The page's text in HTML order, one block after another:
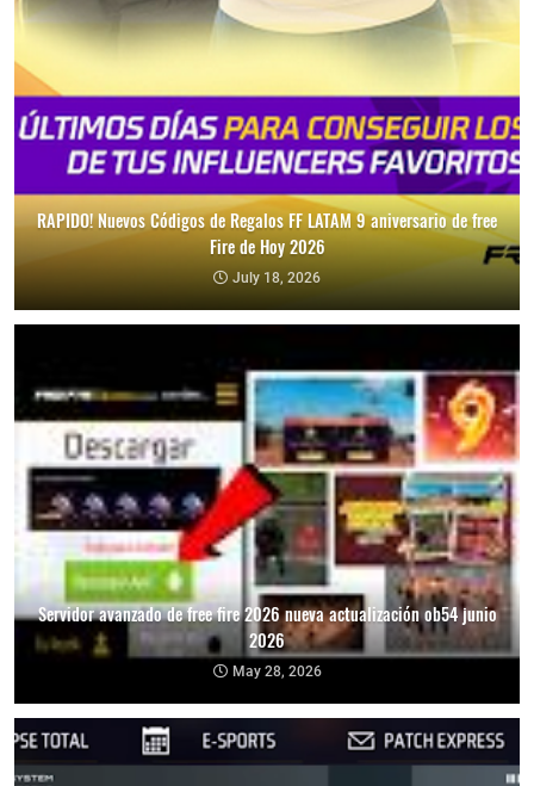
RAPIDO! Nuevos Códigos de Regalos FF LATAM 9 aniversario de free
Fire de Hoy 2026
July 18, 2026
Servidor avanzado de free fire 2026 nueva actualización ob54 junio
2026
May 28, 2026